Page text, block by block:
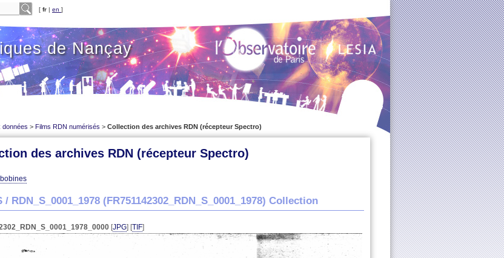
[ fr | en ]
de Nançay
données > Films RDN numérisés > Collection des archives RDN (récepteur Spectro)
des archives RDN (récepteur Spectro)
/ RDN_S_0001_1978 (FR751142302_RDN_S_0001_1978) Collection
[JPG] [TIF]